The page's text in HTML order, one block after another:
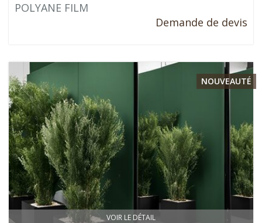
POLYANE FILM
Demande de devis
VOIR LE DÉTAIL
NOUVEAUTÉ